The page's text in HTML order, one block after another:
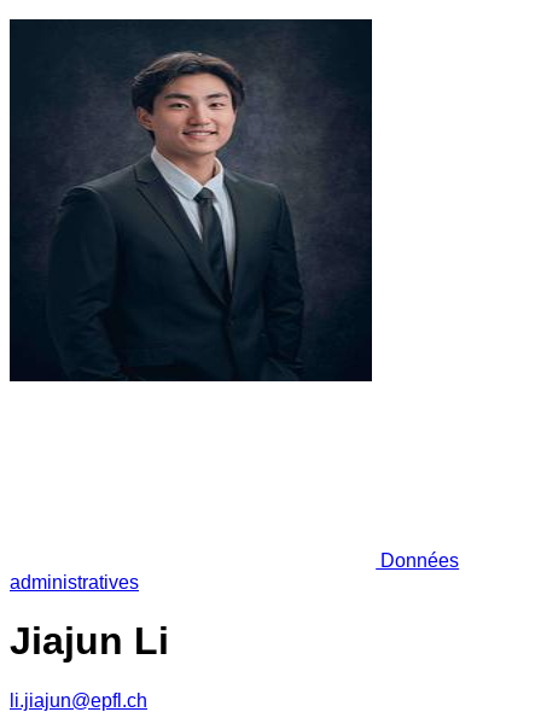
Données
administratives
Jiajun Li
li.jiajun@epfl.ch